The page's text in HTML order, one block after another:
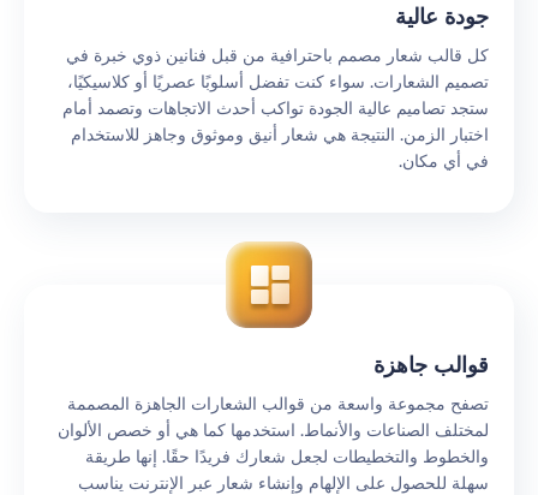
جودة عالية
كل قالب شعار مصمم باحترافية من قبل فنانين ذوي خبرة في
تصميم الشعارات. سواء كنت تفضل أسلوبًا عصريًا أو كلاسيكيًا،
ستجد تصاميم عالية الجودة تواكب أحدث الاتجاهات وتصمد أمام
اختبار الزمن. النتيجة هي شعار أنيق وموثوق وجاهز للاستخدام
في أي مكان.
قوالب جاهزة
تصفح مجموعة واسعة من قوالب الشعارات الجاهزة المصممة
لمختلف الصناعات والأنماط. استخدمها كما هي أو خصص الألوان
والخطوط والتخطيطات لجعل شعارك فريدًا حقًا. إنها طريقة
سهلة للحصول على الإلهام وإنشاء شعار عبر الإنترنت يناسب